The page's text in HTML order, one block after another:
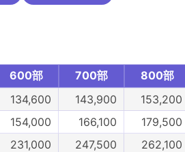
600部 700部 800部
134,600 143,900 153,200
154,000 166,100 179,500
231,000 247,500 262,100